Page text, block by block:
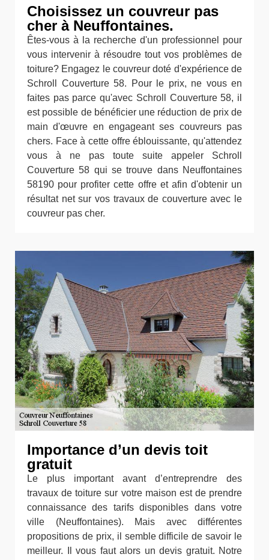
Choisissez un couvreur pas
cher à Neuffontaines.
Êtes-vous à la recherche d'un professionnel pour
vous intervenir à résoudre tout vos problèmes de
toiture? Engagez le couvreur doté d'expérience de
Schroll Couverture 58. Pour le prix, ne vous en
faites pas parce qu'avec Schroll Couverture 58, il
est possible de bénéficier une réduction de prix de
main d'œuvre en engageant ses couvreurs pas
chers. Face à cette offre éblouissante, qu'attendez
vous à ne pas toute suite appeler Schroll
Couverture 58 qui se trouve dans Neuffontaines
58190 pour profiter cette offre et afin d'obtenir un
résultat net sur vos travaux de couverture avec le
couvreur pas cher.
Importance d’un devis toit
gratuit
Le plus important avant d’entreprendre des
travaux de toiture sur votre maison est de prendre
connaissance des tarifs disponibles dans votre
ville (Neuffontaines). Mais avec différentes
propositions de prix, il semble difficile de savoir le
meilleur. Il vous faut alors un devis gratuit. Notre